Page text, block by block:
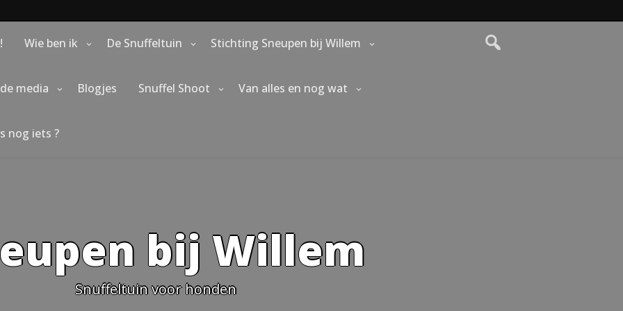
Wie ben ik De Snuffeltuin Stichting Sneupen bij Willem
media Blogjes Snuffel Shoot Van alles en nog wat
nog iets ?
bij Willem
Snuffeltuin voor honden